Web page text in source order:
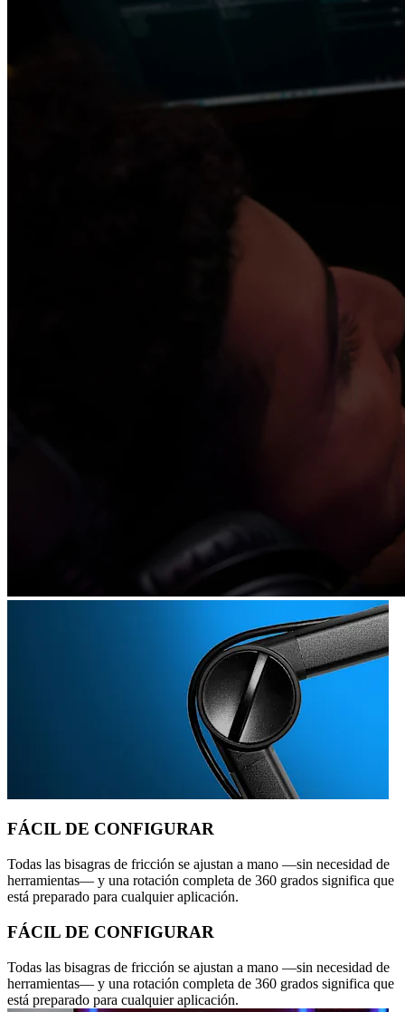
FÁCIL DE CONFIGURAR
Todas las bisagras de fricción se ajustan a mano —sin necesidad de
herramientas— y una rotación completa de 360 grados significa que
está preparado para cualquier aplicación.
FÁCIL DE CONFIGURAR
Todas las bisagras de fricción se ajustan a mano —sin necesidad de
herramientas— y una rotación completa de 360 grados significa que
está preparado para cualquier aplicación.